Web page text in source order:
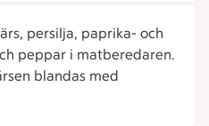
persilja, paprika- och
peppar i matberedaren.
blandas med